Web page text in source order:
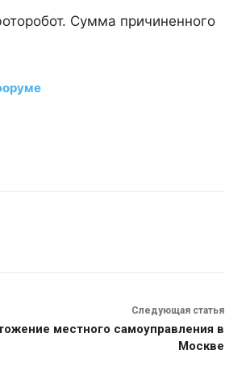
Сумма причиненного
Следующая статья
местного самоуправления в
Москве